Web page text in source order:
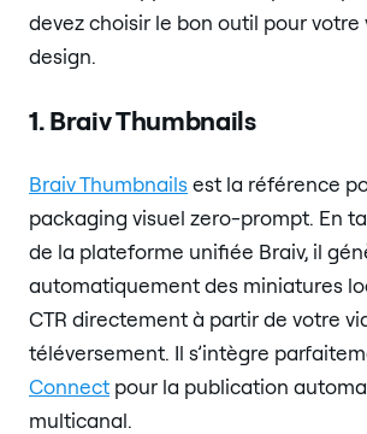
devez choisir le bon outil pour votre
design.
1. Braiv Thumbnails
Braiv Thumbnailsest la référence
packaging visuel zero-prompt. En
de la plateforme unifiée Braiv, il
automatiquement des miniatures
CTR directement à partir de votre
téléversement. Il s’intègre
Connect pour la publication
multicanal.